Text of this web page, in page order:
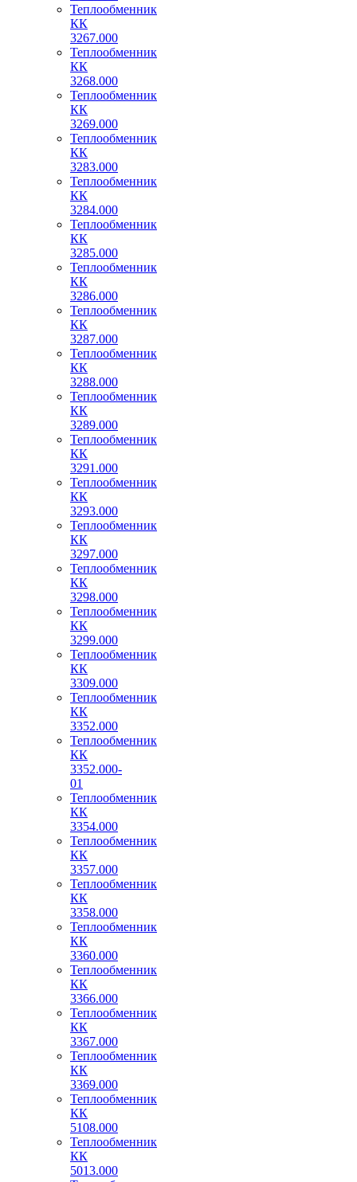
Теплообменник
КК
3267.000
Теплообменник
КК
3268.000
Теплообменник
КК
3269.000
Теплообменник
КК
3283.000
Теплообменник
КК
3284.000
Теплообменник
КК
3285.000
Теплообменник
КК
3286.000
Теплообменник
КК
3287.000
Теплообменник
КК
3288.000
Теплообменник
КК
3289.000
Теплообменник
КК
3291.000
Теплообменник
КК
3293.000
Теплообменник
КК
3297.000
Теплообменник
КК
3298.000
Теплообменник
КК
3299.000
Теплообменник
КК
3309.000
Теплообменник
КК
3352.000
Теплообменник
КК
3352.000-
01
Теплообменник
КК
3354.000
Теплообменник
КК
3357.000
Теплообменник
КК
3358.000
Теплообменник
КК
3360.000
Теплообменник
КК
3366.000
Теплообменник
КК
3367.000
Теплообменник
КК
3369.000
Теплообменник
КК
5108.000
Теплообменник
КК
5013.000